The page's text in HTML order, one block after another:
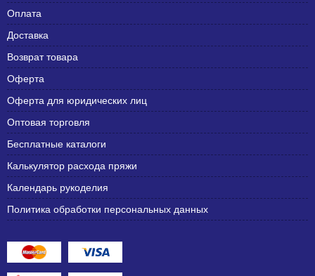
Оплата
Доставка
Возврат товара
Оферта
Оферта для юридических лиц
Оптовая торговля
Бесплатные каталоги
Калькулятор расхода пряжи
Календарь рукоделия
Политика обработки персональных данных